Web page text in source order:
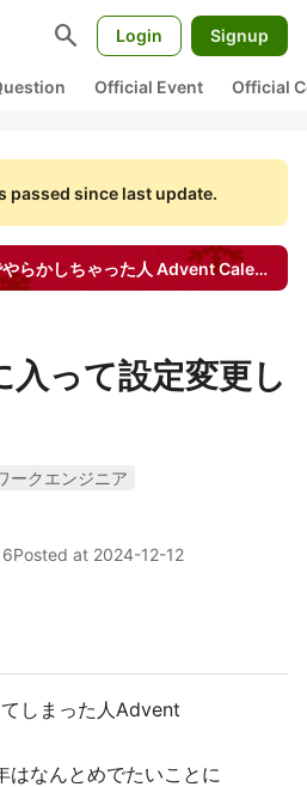
search Login Signup
Official Event Official
passed since last update.
らかしちゃった人 Advent Calendar
入って設定変更し
ークエンジニア
Posted at 2024-12-12
しまった人Advent
なんとめでたいことに